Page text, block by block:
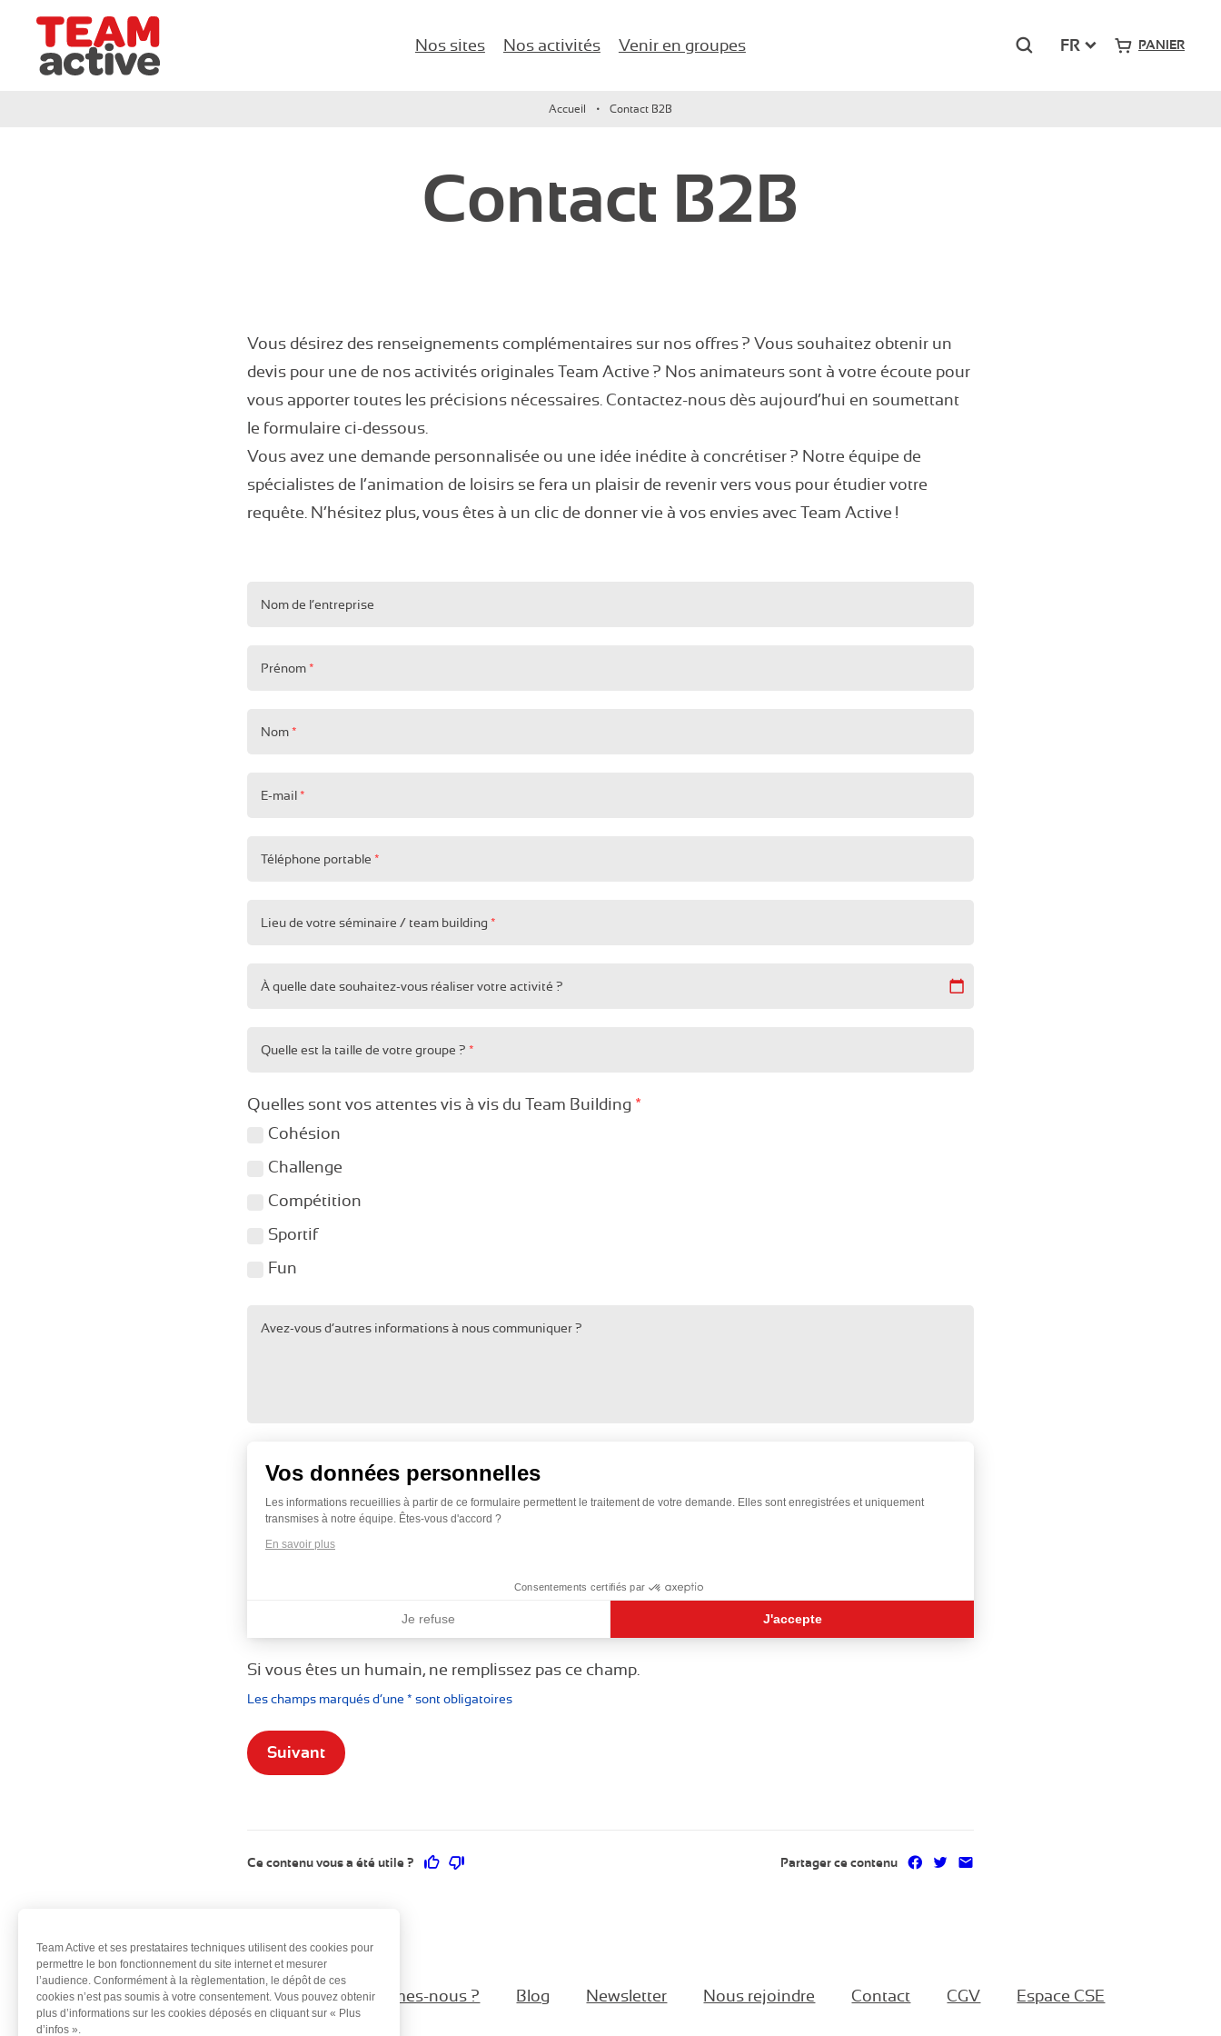
Nos sites
Lac d’Enghien-les-Bains
Nos activités
Paintball / Laser game
Buggy vintage
Enfants
Venir en groupes
EVJF/EVG
Comité d’entreprise
Rechercher
FR PANIER
Accueil Contact B2B
Contact B2B
Vous désirez des renseignements complémentaires sur nos offres ? Vous souhaitez obtenir un
devis pour une de nos activités originales Team Active ? Nos animateurs sont à votre écoute pour
vous apporter toutes les précisions nécessaires. Contactez-nous dès aujourd’hui en soumettant
le formulaire ci-dessous.
Vous avez une demande personnalisée ou une idée inédite à concrétiser ? Notre équipe de
spécialistes de l’animation de loisirs se fera un plaisir de revenir vers vous pour étudier votre
requête. N’hésitez plus, vous êtes à un clic de donner vie à vos envies avec Team Active !
Nom de l’entreprise
Prénom*
Nom*
E-mail*
Téléphone portable *
Lieu de votre séminaire / team building *
À quelle date souhaitez-vous réaliser votre activité ?
Quelle est la taille de votre groupe ? *
Quelles sont vos attentes vis à vis du Team Building *
Cohésion
Challenge
Compétition
Sportif
Fun
Avez-vous d’autres informations à nous communiquer ?
Vos données personnelles
Les informations recueillies à partir de ce formulaire permettent le traitement de votre demande. Elles sont enregistrées et uniquement
transmises à notre équipe. Êtes-vous d'accord ?
En savoir plus
Consentements certifiés par
Je refuse J'accepte
Si vous êtes un humain, ne remplissez pas ce champ.
Les champs marqués d’une * sont obligatoires
Suivant
Ce contenu vous a été utile ? Ce contenu vous a été utile Partager ce contenu Partager sur Facebook
Partager sur Twitter
Qui sommes-nous ? Blog Newsletter Nous rejoindre Contact CGV Espace CSE
Team Active et ses prestataires techniques utilisent des cookies pour
permettre le bon fonctionnement du site internet et mesurer
l’audience. Conformément à la règlementation, le dépôt de ces
cookies n’est pas soumis à votre consentement. Vous pouvez obtenir
plus d’informations sur les cookies déposés en cliquant sur « Plus
d’infos ».